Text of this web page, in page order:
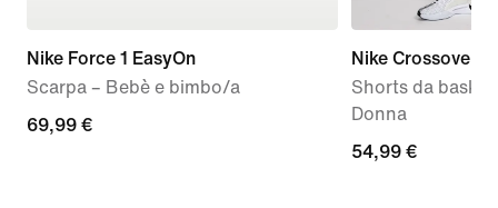
Nike Force 1 EasyOn
Scarpa – Bebè e bimbo/a
69,99
69,99 €
Nike Crossover
Shorts da basket
Donna
54,99
54,99 €